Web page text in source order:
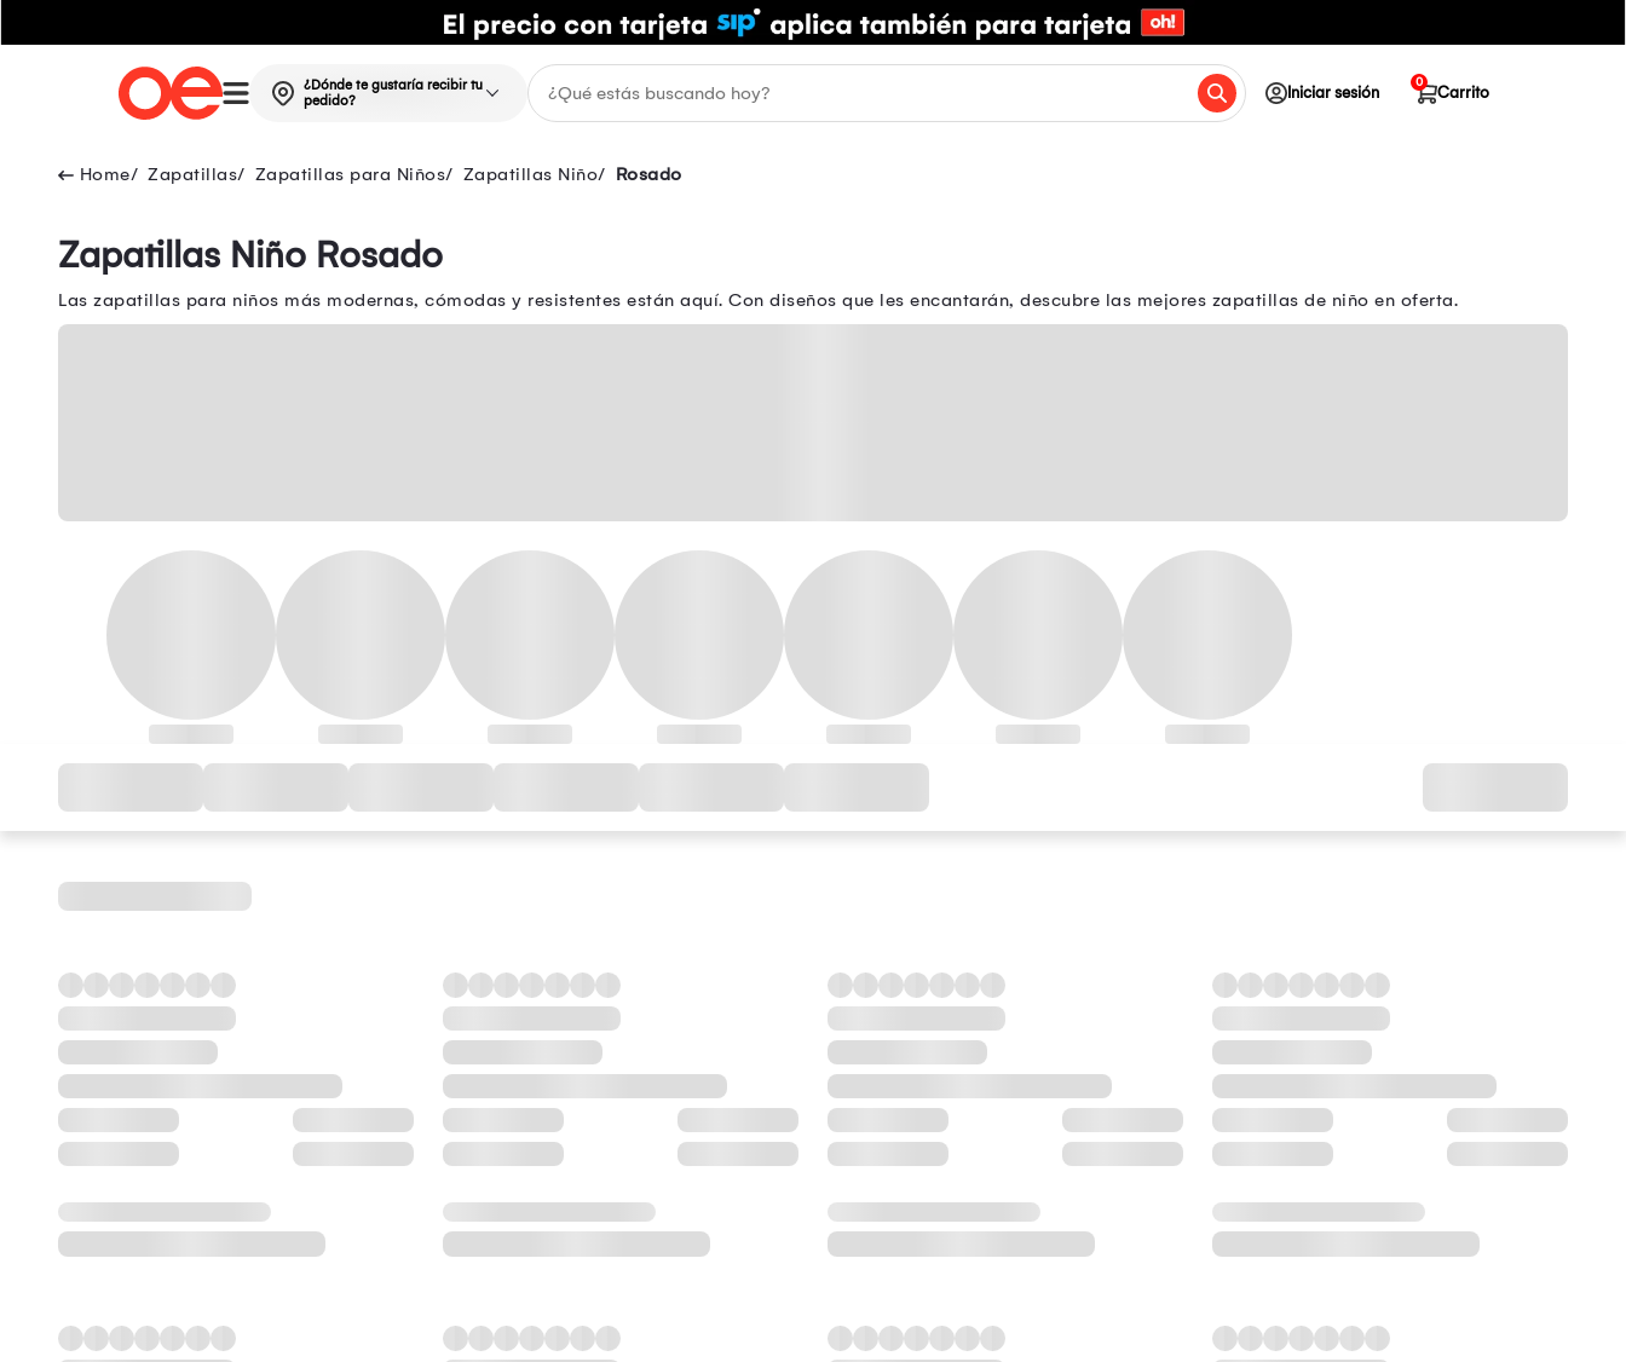
¿Dónde te gustaría recibir tu
pedido?
Iniciar sesión Carrito
0
Zapatillas Zapatillas para Niños Zapatillas Niño Rosado
Zapatillas Niño Rosado
Las zapatillas para niños más modernas, cómodas y resistentes están aquí. Con diseños que les encantarán, descubre las mejores zapatillas de niño en oferta.